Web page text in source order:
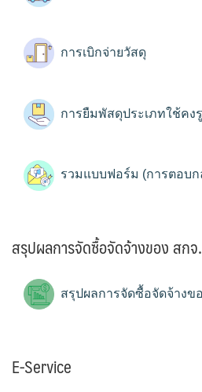
การเบิกจ่ายวัสดุ
การยืมพัสดุประเภทใช้คง
รวมแบบฟอร์ม (การตอบ
สรุปผลการจัดซื้อจัดจ้างของ สกจ.
สรุปผลการจัดซื้อจัดจ้างข
E-Service